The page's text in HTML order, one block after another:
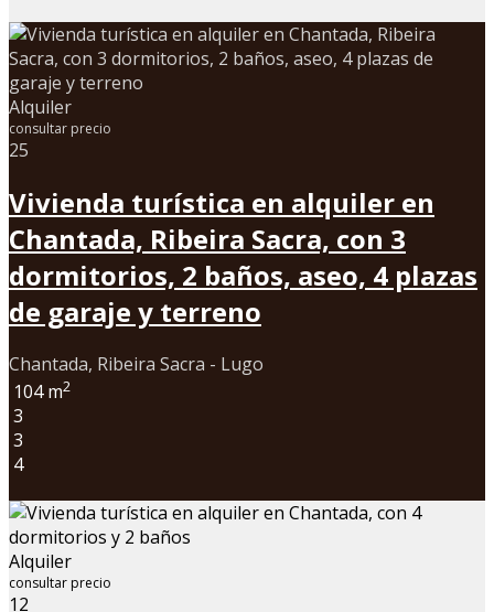
Alquiler
consultar precio
25
Vivienda turística en alquiler en
Chantada, Ribeira Sacra, con 3
dormitorios, 2 baños, aseo, 4 plazas
de garaje y terreno
Chantada, Ribeira Sacra - Lugo
104 m2
3
3
4
Alquiler
consultar precio
12